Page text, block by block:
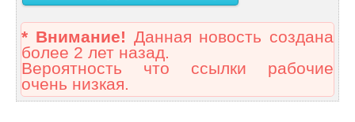
* Внимание! Данная новость создана
более 2 лет назад.
Вероятность что ссылки рабочие
очень низкая.